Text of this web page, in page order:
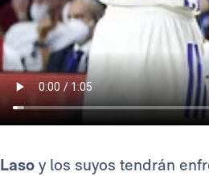
Laso y los suyos tendrán